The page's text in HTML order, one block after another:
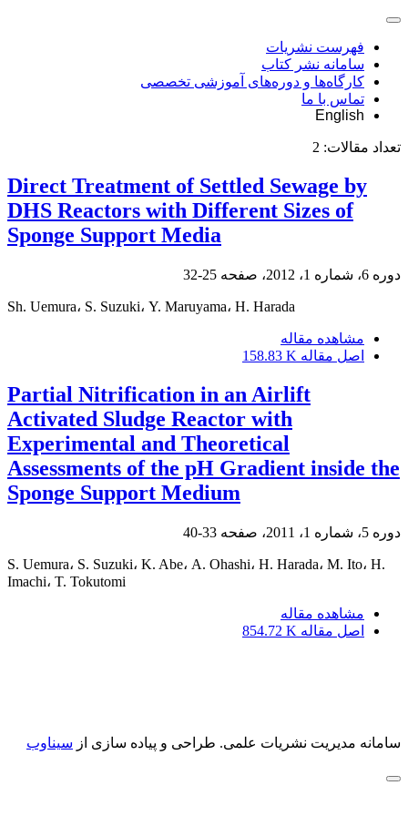
فهرست نشریات
سامانه نشر کتاب
کارگاه‌ها و دوره‌های آموزشی تخصصی
تماس با ما
English
تعداد مقالات: 2
Direct Treatment of Settled Sewage by
DHS Reactors with Different Sizes of
Sponge Support Media
دوره 6، شماره 1، 2012، صفحه 25-32
Sh. Uemura، S. Suzuki، Y. Maruyama، H. Harada
مشاهده مقاله
اصل مقاله 158.83 K
Partial Nitrification in an Airlift
Activated Sludge Reactor with
Experimental and Theoretical
Assessments of the pH Gradient inside the
Sponge Support Medium
دوره 5، شماره 1، 2011، صفحه 33-40
S. Uemura، S. Suzuki، K. Abe، A. Ohashi، H. Harada، M. Ito، H.
Imachi، T. Tokutomi
مشاهده مقاله
اصل مقاله 854.72 K
سامانه مدیریت نشریات علمی. طراحی و پیاده سازی از سیناوب